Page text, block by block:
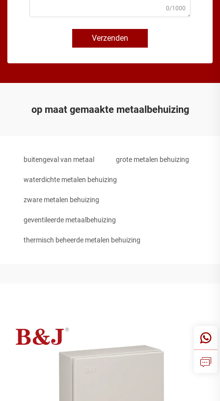
0/1000
Verzenden
op maat gemaakte metaalbehuizing
buitengeval van metaal grote metalen behuizing
waterdichte metalen behuizing
zware metalen behuizing
geventileerde metaalbehuizing
thermisch beheerde metalen behuizing